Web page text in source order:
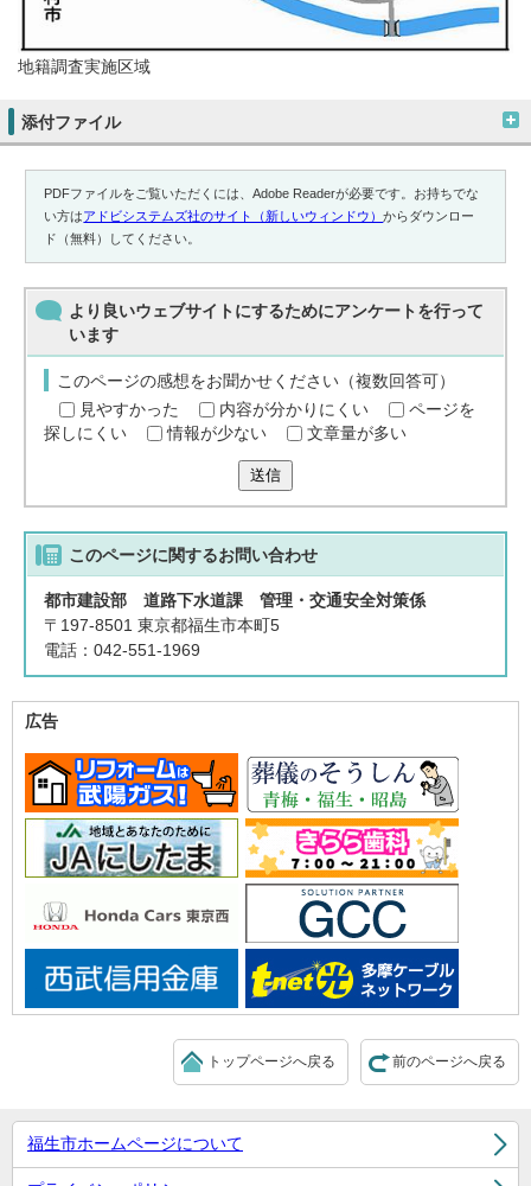
地籍調査実施区域
添付ファイル
PDFファイルをご覧いただくには、Adobe Readerが必要です。お持ちでな
い方はアドビシステムズ社のサイト（新しいウィンドウ）からダウンロー
ド（無料）してください。
より良いウェブサイトにするためにアンケートを行って
います
このページの感想をお聞かせください（複数回答可）
見やすかった
内容が分かりにくい
ページを
探しにくい
情報が少ない 文章量が多い
送信
このページに関するお問い合わせ
都市建設部 道路下水道課 管理・交通安全対策係
〒197-8501 東京都福生市本町5
電話：042-551-1969
広告
前のページへ戻る
トップページへ戻る
福生市ホームページについて